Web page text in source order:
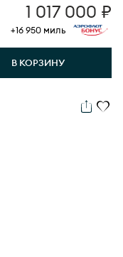
1 017 000 ₽
+16 950 миль
В КОРЗИНУ